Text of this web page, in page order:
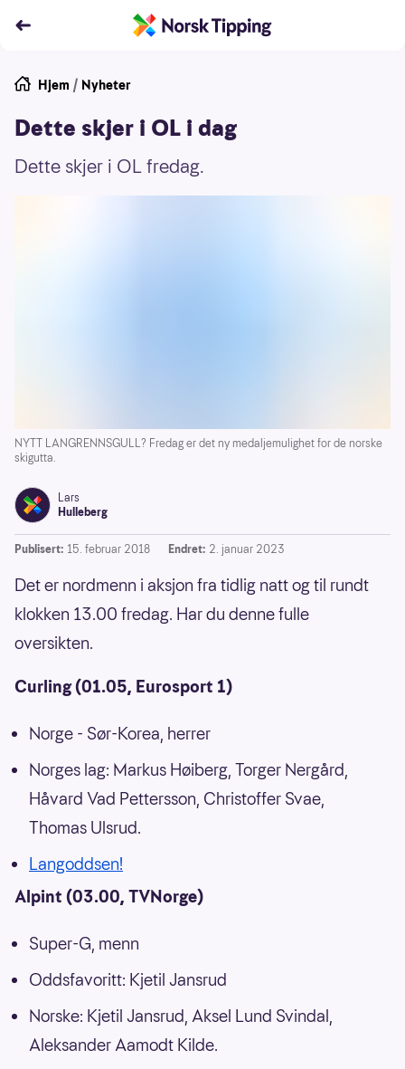
Hjem / Nyheter
Dette skjer i OL i dag
Dette skjer i OL fredag.
NYTT LANGRENNSGULL? Fredag er det ny medaljemulighet for de norske
skigutta.
Lars
Hulleberg
Publisert: 15. februar 2018 Endret: 2. januar 2023
Det er nordmenn i aksjon fra tidlig natt og til rundt
klokken 13.00 fredag. Har du denne fulle
oversikten.
Curling (01.05, Eurosport 1)
Norge - Sør-Korea, herrer
Norges lag: Markus Høiberg, Torger Nergård,
Håvard Vad Pettersson, Christoffer Svae,
Thomas Ulsrud.
Langoddsen!
Alpint (03.00, TVNorge)
Super-G, menn
Oddsfavoritt: Kjetil Jansrud
Norske: Kjetil Jansrud, Aksel Lund Svindal,
Aleksander Aamodt Kilde.